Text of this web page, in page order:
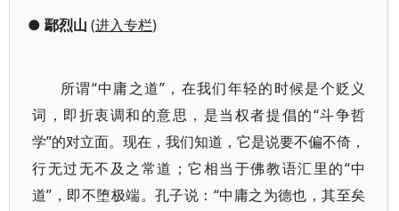
● 鄢烈山 (进入专栏)
所谓“中庸之道”，在我们年轻的时候是个贬义
词，即折衷调和的意思，是当权者提倡的“斗争哲
学”的对立面。现在，我们知道，它是说要不偏不倚，
行无过无不及之常道；它相当于佛教语汇里的“中
道”，即不堕极端。孔子说：“中庸之为德也，其至矣